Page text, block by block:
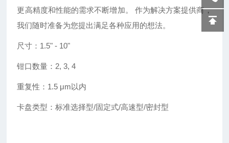
更高精度和性能的需求不断增加。 作为解决方案提供商，
我们随时准备为您提出满足各种应用的想法。
尺寸： 1.5" - 10"
钳口数量： 2, 3, 4
重复性： 1.5 μm以内
卡盘类型：标准选择型/固定式/高速型/密封型